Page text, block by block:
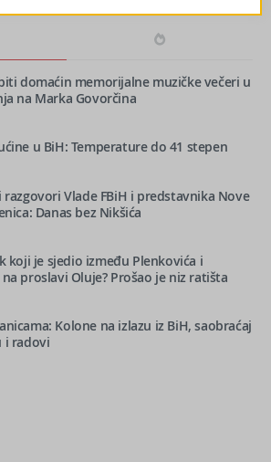
domaćin memorijalne muzičke večeri u
na Marka Govorčina
u BiH: Temperature do 41 stepen
razgovori Vlade FBiH i predstavnika Nove
Danas bez Nikšića
koji je sjedio između Plenkovića i
proslavi Oluje? Prošao je niz ratišta
Kolone na izlazu iz BiH, saobraćaj
i radovi